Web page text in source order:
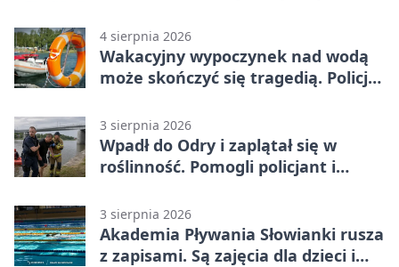
4 sierpnia 2026
Wakacyjny wypoczynek nad wodą
może skończyć się tragedią. Policja
3 sierpnia 2026
Wpadł do Odry i zaplątał się w
roślinność. Pomogli policjant i
3 sierpnia 2026
Akademia Pływania Słowianki rusza
z zapisami. Są zajęcia dla dzieci i